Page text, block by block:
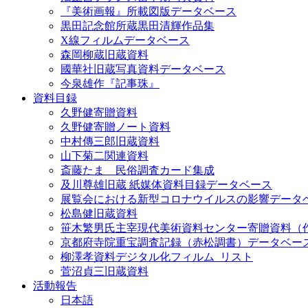
『美術画報』所載図版データベース
黒田記念館所蔵黒田清輝作品集
X線フィルムデータベース
森岡柳蔵旧蔵資料
國華社旧蔵写真資料データベース
今泉雄作『記事珠』
資料目録
久野健寄贈資料
久野健寄贈ノート資料
中村傳三郎旧蔵資料
山下菊二関連資料
斎藤たま 民俗調査カード集成
及川尊雄旧蔵 紙媒体資料目録データベース
展覧会における新型コロナウイルスの影響データ
松島健旧蔵資料
笹木繁男氏主宰現代美術資料センター寄贈資料（
京都府寺院重宝調査記録（赤松調書）データベー
柳澤孝資料デジタル化フィルム_リスト
菅沼貞三旧蔵資料
活動報告
日本語